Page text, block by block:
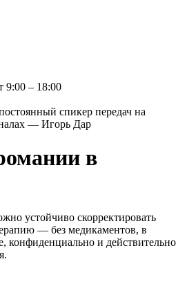
9:00 – 18:00
спикер передач на
— Игорь Дар
в
устойчиво скорректировать
— без медикаментов, в
конфиденциально и действительно